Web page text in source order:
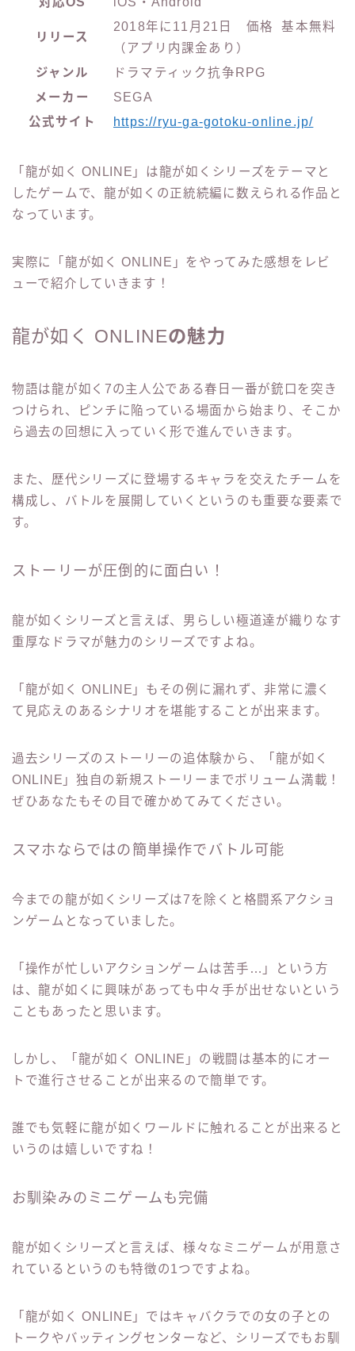
リリース
2018年に11月21日
価格 基本無料
（アプリ内課金あり）
ジャンル
ドラマティック抗争RPG
メーカー
SEGA
公式サイト
https://ryu-ga-gotoku-online.jp/
「龍が如く ONLINE」は龍が如くシリーズをテーマと
したゲームで、龍が如くの正統続編に数えられる作品と
なっています。
実際に 「龍が如く ONLINE」を やってみた感想をレビ
ューで紹介していきます！
龍が如く ONLINEの魅力
物語は龍が如く7の主人公である春日一番が銃口を突き
つけられ、ピンチに陥っている場面から始まり、そこか
ら過去の回想に入っていく形で進んでいきます。
また、歴代シリーズに登場するキャラを交えたチームを
構成し、バトルを展開していくというのも重要な要素で
す。
ストーリーが圧倒的に面白い！
龍が如くシリーズと言えば、男らしい極道達が織りなす
重厚なドラマが魅力のシリーズですよね。
「龍が如く ONLINE」もその例に漏れず、非常に濃く
て見応えのあるシナリオを堪能することが出来ます。
過去シリーズのストーリーの追体験から、「龍が如く
ONLINE」独自の新規ストーリーまでボリューム満載！
ぜひあなたもその目で確かめてみてください。
スマホならではの簡単操作でバトル可能
今までの龍が如くシリーズは7を除くと格闘系アクショ
ンゲームとなっていました。
「操作が忙しいアクションゲームは苦手…」という方
は、龍が如くに興味があっても中々手が出せないという
こともあったと思います。
しかし、「龍が如く ONLINE」の戦闘は基本的にオー
トで進行させることが出来るので簡単です。
誰でも気軽に龍が如くワールドに触れることが出来ると
いうのは嬉しいですね！
お馴染みのミニゲームも完備
龍が如くシリーズと言えば、様々なミニゲームが用意さ
れているというのも特徴の1つですよね。
「龍が如く ONLINE」ではキャバクラでの女の子との
トークやバッティングセンターなど、シリーズでもお馴